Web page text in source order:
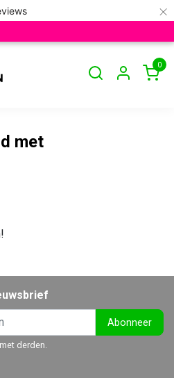
×
0
met
Abonneer
derden.